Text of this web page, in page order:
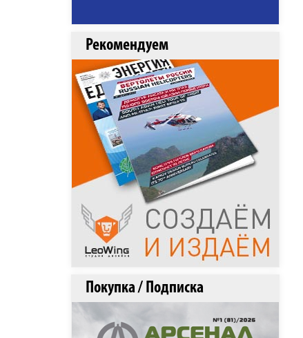
Рекомендуем
Покупка / Подписка